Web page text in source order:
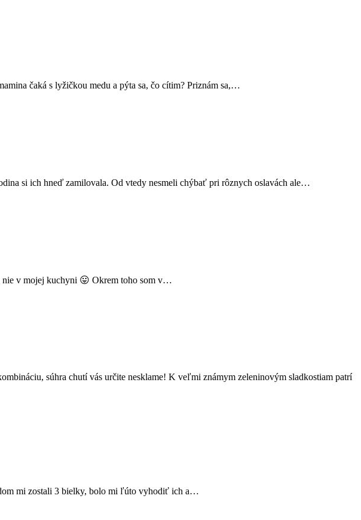
čaká s lyžičkou medu a pýta sa, čo cítim? Priznám sa,…
si ich hneď zamilovala. Od vtedy nesmeli chýbať pri rôznych oslavách ale…
nie v mojej kuchyni 😛 Okrem toho som v…
súhra chutí vás určite nesklame! K veľmi známym zeleninovým sladkostiam patrí
mi zostali 3 bielky, bolo mi ľúto vyhodiť ich a…